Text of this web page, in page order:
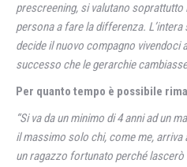
prescreening, si valutano soprattutto
persona a fare la differenza. L’intera
decide il nuovo compagno vivendoci
successo che le gerarchie
Per quanto tempo è possibile
“Si va da un minimo di 4 anni ad un
il massimo solo chi, come me,
un ragazzo fortunato perché lascerò